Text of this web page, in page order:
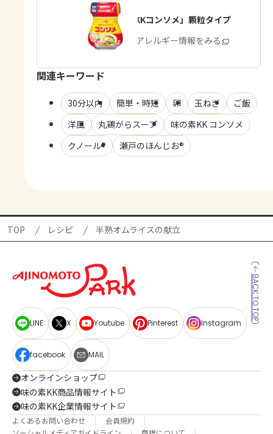
「味の素KKコンソメ」顆粒タイプ
商品・アレルギー情報をみる
関連キーワード
30分以内 簡単・時短 卵 玉ねぎ
ご飯
洋風
丸鶏がらスープ
味の素KK コンソメ
クノール®
瀬戸のほんじお®
TOP レシピ 半熟オムライスの献立
BACK TO TOP
LINE X Youtube Pinterest Instagram
facebook MAIL
オンラインショップ
味の素KK商品情報サイト
味の素KK企業情報サイト
よくあるお問い合わせ
会員規約